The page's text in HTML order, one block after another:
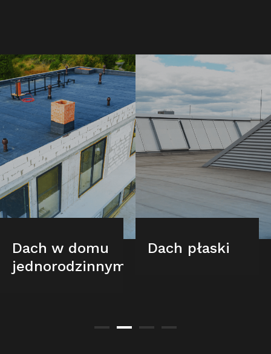
Dach w domu
jednorodzinnym
Dach płaski